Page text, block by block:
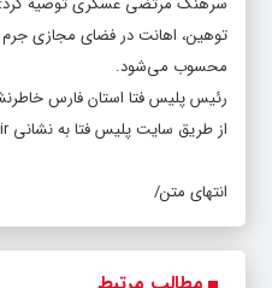
توهین، اهانت در فضای مجازی
محسوب می‌شود.
رئیس پلیس فتا استان فارس
از طریق سایت پلیس فتا به نشانی
انتهای متن/